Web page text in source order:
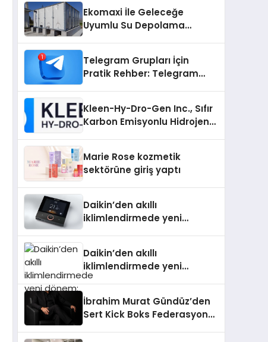
Ekomaxi İle Geleceğe
Uyumlu Su Depolama
Telegram Grupları İçin
Pratik Rehber: Telegram
Kleen-Hy-Dro-Gen Inc., Sıfır
Karbon Emisyonlu Hidrojen
Aldı
Marie Rose kozmetik
sektörüne giriş yaptı
Daikin’den akıllı
iklimlendirmede yeni
Daikin’den akıllı
iklimlendirmede yeni
dönem: Madoka Plus
İbrahim Murat Gündüz’den
Sert Kick Boks Federasyonu